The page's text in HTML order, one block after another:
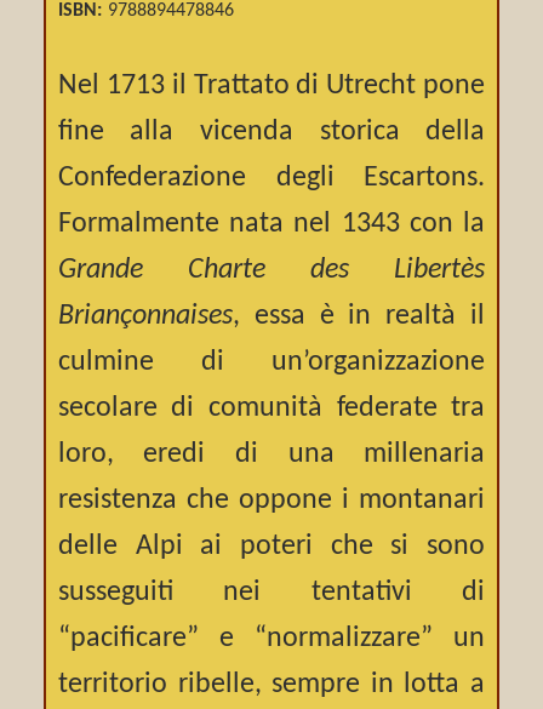
ISBN: 9788894478846
Nel 1713 il Trattato di Utrecht pone
fine alla vicenda storica della
Confederazione degli Escartons.
Formalmente nata nel 1343 con la
Grande Charte des Libertès
Briançonnaises, essa è in realtà il
culmine di un’organizzazione
secolare di comunità federate tra
loro, eredi di una millenaria
resistenza che oppone i montanari
delle Alpi ai poteri che si sono
susseguiti nei tentativi di
“pacificare” e “normalizzare” un
territorio ribelle, sempre in lotta a